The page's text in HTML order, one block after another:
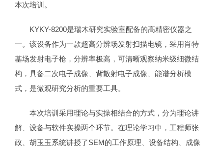
本次培训。
KYKY-8200是瑞木研究实验室配备的高精密仪器之
一。该设备作为一款超高分辨场发射扫描电镜，采用肖特
基场发射电子枪，分辨率极高，可清晰观察纳米级细微结
构，具备二次电子成像、背散射电子成像、能谱分析模
式，是微观研究分析的重要工具。
本次培训采用理论与实操相结合的方式，分为理论讲
解、设备与软件实操两个环节。在理论学习中，工程师张
政、胡玉玉系统讲授了SEM的工作原理、设备结构、成像